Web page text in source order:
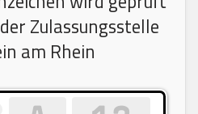
Zulassungsstelle
am Rhein